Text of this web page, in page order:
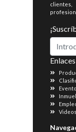
Videos